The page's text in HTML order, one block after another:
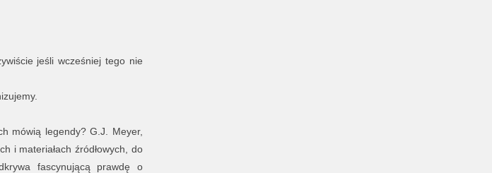
jeśli wcześniej tego nie
mówią legendy? G.J. Meyer,
i materiałach źródłowych, do
fascynującą prawdę o